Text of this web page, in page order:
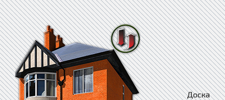
Доска объявлений бизнес кредит Москва, Доска объявлений бизнес кредит Муравленко, Доска объявлений бизнес кредит Мураши, Доска объявлений бизнес кредит Мурманск, Доска объявлений бизнес кредит Муром, Доска объявлений бизнес кредит Мценск, Доска объявлений бизнес кредит Мыски, Доска объявлений бизнес кредит Мытищи, Доска объявлений бизнес кредит Мышкин, Доска объявлений бизнес кредит Набережные Челны, Доска объявлений бизнес кредит Навашино, Доска объявлений бизнес кредит Наволоки, Доска объявлений бизнес кредит Надым, Доска объявлений бизнес кредит Назарово, Доска объявлений бизнес кредит Назрань, Доска объявлений бизнес кредит Называевск, Доска объявлений бизнес кредит Нальчик, Доска объявлений бизнес кредит Нестеров, Доска объявлений бизнес кредит Нефтегорск, Доска объявлений бизнес кредит Нефтекамск, Доска объявлений бизнес кредит Нефтекумск, Доска объявлений бизнес кредит Нефтеюганск, Доска объявлений бизнес кредит Нея, Доска объявлений бизнес кредит Нижневартовск, Доска объявлений бизнес кредит Нижнекамск, Доска объявлений бизнес кредит Нижнеудинск, Доска объявлений бизнес кредит Нижние Серги, Доска объявлений бизнес кредит Нижний Ломов, Доска объявлений бизнес кредит Нижний Новгород, Доска объявлений бизнес кредит Новокубанск, Доска объявлений бизнес кредит Новокузнецк, Доска объявлений бизнес кредит Новокуйбышевск, Доска объявлений бизнес кредит Новомичуринск, Доска объявлений бизнес кредит Новомосковск, Доска объявлений бизнес кредит Новопавловск, Доска объявлений бизнес кредит Новоржев, Доска объявлений бизнес кредит Новороссийск, Доска объявлений бизнес кредит Новосибирск, Доска объявлений бизнес кредит Новосиль, Доска объявлений бизнес кредит Новосокольники, Доска объявлений бизнес кредит Новотроицк, Доска объявлений бизнес кредит Новоузенск, Доска объявлений бизнес кредит Новоульяновск, Доска объявлений бизнес кредит Нюрба, Доска объявлений бизнес кредит Нягань, Доска объявлений бизнес кредит Нязепетровск, Доска объявлений бизнес кредит Няндома, Доска объявлений бизнес кредит Облучье, Доска объявлений бизнес кредит Обнинск, Доска объявлений бизнес кредит Обоянь, Доска объявлений бизнес кредит Обь, Доска объявлений бизнес кредит Одинцово, Доска объявлений бизнес кредит Озёрск, Доска объявлений бизнес кредит Озёры, Доска объявлений бизнес кредит Октябрьск, Доска объявлений бизнес кредит Октябрьский, Доска объявлений бизнес кредит Окуловка, Доска объявлений бизнес кредит Олёкминск, Доска объявлений бизнес кредит Оленегорск, Доска объявлений бизнес кредит Олонец, Доска объявлений бизнес кредит Омск, Доска объявлений бизнес кредит Омутнинск, Доска объявлений бизнес кредит Онега, Доска объявлений бизнес кредит Опочка, Доска объявлений бизнес кредит Орёл, Доска объявлений бизнес кредит Оренбург, Доска объявлений бизнес кредит Орехово-Зуево, Доска объявлений бизнес кредит Орлов, Доска объявлений бизнес кредит Орск, Доска объявлений бизнес кредит Оса, Доска объявлений бизнес кредит Осинники, Доска объявлений бизнес кредит Осташков, Доска объявлений бизнес кредит Остров, Доска объявлений бизнес кредит Островной, Доска объявлений бизнес кредит Острогожск, Доска объявлений бизнес кредит Отрадное, Доска объявлений бизнес кредит Отрадный, Доска объявлений бизнес кредит Оха, Доска объявлений бизнес кредит Оханск, Доска объявлений бизнес кредит Очёр, Доска объявлений бизнес кредит Павлово, Доска объявлений бизнес кредит Павловск, Доска объявлений бизнес кредит Павловский Посад, Доска объявлений бизнес кредит Палласовка, Доска объявлений бизнес кредит Партизанск, Доска объявлений бизнес кредит Певек, Доска объявлений бизнес кредит Пенза, Доска объявлений бизнес кредит Петухово, Доска объявлений бизнес кредит Петушки, Доска объявлений бизнес кредит Печора, Доска объявлений бизнес кредит Печоры, Доска объявлений бизнес кредит Пикалёво, Доска объявлений бизнес кредит Пионерский, Доска объявлений бизнес кредит Питкяранта, Доска объявлений бизнес кредит Плавск, Доска объявлений бизнес кредит Пласт, Доска объявлений бизнес кредит Плёс, Доска объявлений бизнес кредит Поворино, Доска объявлений бизнес кредит Подольск, Доска объявлений бизнес кредит Подпорожье, Доска объявлений бизнес кредит Покачи, Доска объявлений бизнес кредит Покров, Доска объявлений бизнес кредит Покровск, Доска объявлений бизнес кредит Полевской, Доска объявлений бизнес кредит Полесск, Доска объявлений бизнес кредит Полысаево, Доска объявлений бизнес кредит Полярные Зори, Доска объявлений бизнес кредит Полярный, Доска объявлений бизнес кредит Поронайск, Доска объявлений бизнес кредит Порхов, Доска объявлений бизнес кредит Похвистнево, Доска объявлений бизнес кредит Почеп, Доска объявлений бизнес кредит Починок, Доска объявлений бизнес кредит Пошехонье, Доска объявлений бизнес кредит Правдинск, Доска объявлений бизнес кредит Приволжск, Доска объявлений бизнес кредит Приморск, Доска объявлений бизнес кредит Приморско-Ахтарск, Доска объявлений бизнес кредит Приозерск, Доска объявлений бизнес кредит Прокопьевск, Доска объявлений бизнес кредит Пролетарск, Доска объявлений бизнес кредит Протвино, Доска объявлений бизнес кредит Прохладный, Доска объявлений бизнес кредит Псков, Доска объявлений бизнес кредит Пугачёв, Доска объявлений бизнес кредит Пудож, Доска объявлений бизнес кредит Пустошка, Доска объявлений бизнес кредит Пучеж, Доска объявлений бизнес кредит Пушкино, Доска объявлений бизнес кредит Пущино, Доска объявлений бизнес кредит Пыталово, Доска объявлений бизнес кредит Пыть-Ях, Доска объявлений бизнес кредит Пятигорск, Доска объявлений бизнес кредит Радужный, Доска объявлений бизнес кредит Райчихинск, Доска объявлений бизнес кредит Раменское, Доска объявлений бизнес кредит Рассказово, Доска объявлений бизнес кредит Ревда, Доска объявлений бизнес кредит Реж, Доска объявлений бизнес кредит Реутов, Доска объявлений бизнес кредит Ржев, Доска объявлений бизнес кредит Родники, Доска объявлений бизнес кредит Рославль, Доска объявлений бизнес кредит Россошь, Доска объявлений бизнес кредит Ростов, Доска объявлений бизнес кредит Ростов-на-Дону, Доска объявлений бизнес кредит Рошаль, Доска объявлений бизнес кредит Ртищево, Доска объявлений бизнес кредит Рубцовск, Доска объявлений бизнес кредит Рудня, Доска объявлений бизнес кредит Руза, Доска объявлений бизнес кредит Рузаевка, Доска объявлений бизнес кредит Рыбинск, Доска объявлений бизнес кредит Рыбное, Доска объявлений бизнес кредит Рыльск, Доска объявлений бизнес кредит Ряжск, Доска объявлений бизнес кредит Рязань, Доска объявлений бизнес кредит Саки, Доска объявлений бизнес кредит Салават, Доска объявлений бизнес кредит Салаир, Доска объявлений бизнес кредит Салехард, Доска объявлений бизнес кредит Сальск, Доска объявлений бизнес кредит Самара, Доска объявлений бизнес кредит Санкт-Петербург, Доска объявлений бизнес кредит Саранск, Доска объявлений бизнес кредит Сарапул, Доска объявлений бизнес кредит Саратов, Доска объявлений бизнес кредит Саров, Доска объявлений бизнес кредит Сасово, Доска объявлений бизнес кредит Сатка, Доска объявлений бизнес кредит Сафоново, Доска объявлений бизнес кредит Саяногорск, Доска объявлений бизнес кредит Саянск, Доска объявлений бизнес кредит Светлогорск, Доска объявлений бизнес кредит Светлоград, Доска объявлений бизнес кредит Светлый, Доска объявлений бизнес кредит Светогорск, Доска объявлений бизнес кредит Свирск, Доска объявлений бизнес кредит Свободный, Доска объявлений бизнес кредит Себеж, Доска объявлений бизнес кредит Севастополь, Доска объявлений бизнес кредит Северо-Курильск, Доска объявлений бизнес кредит Северобайкальск, Доска объявлений бизнес кредит Северодвинск, Доска объявлений бизнес кредит Североморск, Доска объявлений бизнес кредит Североуральск, Доска объявлений бизнес кредит Северск, Доска объявлений бизнес кредит Севск, Доска объявлений бизнес кредит Сегежа, Доска объявлений бизнес кредит Сельцо, Доска объявлений бизнес кредит Семёнов, Доска объявлений бизнес кредит Семикаракорск, Доска объявлений бизнес кредит Семилуки, Доска объявлений бизнес кредит Сенгилей, Доска объявлений бизнес кредит Серафимович, Доска объявлений бизнес кредит Сергач, Доска объявлений бизнес кредит Сергиев Посад, Доска объявлений бизнес кредит Сердобск, Доска объявлений бизнес кредит Серов, Доска объявлений бизнес кредит Серпухов, Доска объявлений бизнес кредит Сертолово, Доска объявлений бизнес кредит Сибай, Доска объявлений бизнес кредит Сим, Доска объявлений бизнес кредит Симферополь, Доска объявлений бизнес кредит Сковородино, Доска объявлений бизнес кредит Скопин, Доска объявлений бизнес кредит Славгород, Доска объявлений бизнес кредит Славск, Доска объявлений бизнес кредит Славянск-на-Кубани, Доска объявлений бизнес кредит Сланцы, Доска объявлений бизнес кредит Слободской, Доска объявлений бизнес кредит Слюдянка, Доска объявлений бизнес кредит Смоленск, Доска объявлений бизнес кредит Снежинск, Доска объявлений бизнес кредит Снежногорск, Доска объявлений бизнес кредит Собинка, Доска объявлений бизнес кредит Советск, Доска объявлений бизнес кредит Советская Гавань, Доска объявлений бизнес кредит Спас-Клепики, Доска объявлений бизнес кредит Спасск, Доска объявлений бизнес кредит Спасск-Дальний, Доска объявлений бизнес кредит Спасск-Рязанский, Доска объявлений бизнес кредит Среднеколымск, Доска объявлений бизнес кредит Среднеуральск, Доска объявлений бизнес кредит Сретенск, Доска объявлений бизнес кредит Ставрополь, Доска объявлений бизнес кредит Старая Купавна, Доска объявлений бизнес кредит Старая Русса, Доска объявлений бизнес кредит Старица, Доска объявлений бизнес кредит Стародуб, Доска объявлений бизнес кредит Старый Крым, Доска объявлений бизнес кредит Старый Оскол, Доска объявлений бизнес кредит Стерлитамак, Доска объявлений бизнес кредит Стрежевой, Доска объявлений бизнес кредит Строитель, Доска объявлений бизнес кредит Струнино, Доска объявлений бизнес кредит Ступино, Доска объявлений бизнес кредит Суворов, Доска объявлений бизнес кредит Судак, Доска объявлений бизнес кредит Суджа, Доска объявлений бизнес кредит Судогда, Доска объявлений бизнес кредит Суздаль, До